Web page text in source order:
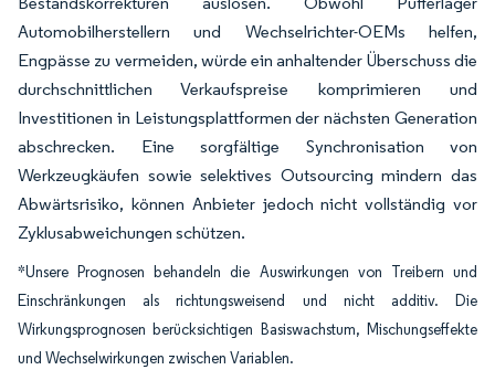
Automobilherstellern und Wechselrichter-OEMs helfen,
Engpässe zu vermeiden, würde ein anhaltender Überschuss die
durchschnittlichen Verkaufspreise komprimieren und
Investitionen in Leistungsplattformen der nächsten Generation
abschrecken. Eine sorgfältige Synchronisation von
Werkzeugkäufen sowie selektives Outsourcing mindern das
Abwärtsrisiko, können Anbieter jedoch nicht vollständig vor
Zyklusabweichungen schützen.
*Unsere Prognosen behandeln die Auswirkungen von Treibern und
Einschränkungen als richtungsweisend und nicht additiv. Die
Wirkungsprognosen berücksichtigen Basiswachstum, Mischungseffekte
und Wechselwirkungen zwischen Variablen.